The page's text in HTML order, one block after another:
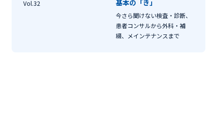
Vol.32 基本の「き」
今さら聞けない検査・診断、
患者コンサルから外科・補
綴、メインテナンスまで